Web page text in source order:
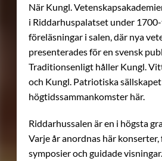
När Kungl.
i Riddarhuspalatset under
föreläsningar i salen, där nya
presenterades för en svensk
Traditionsenligt håller Kungl.
och Kungl. Patriotiska sällskapet
högtidssammankomster här.
Riddarhussalen är en i högsta
Varje år anordnas här konserter,
symposier och guidade visningar.